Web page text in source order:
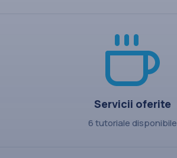
Servicii oferite
6 tutoriale disponibile